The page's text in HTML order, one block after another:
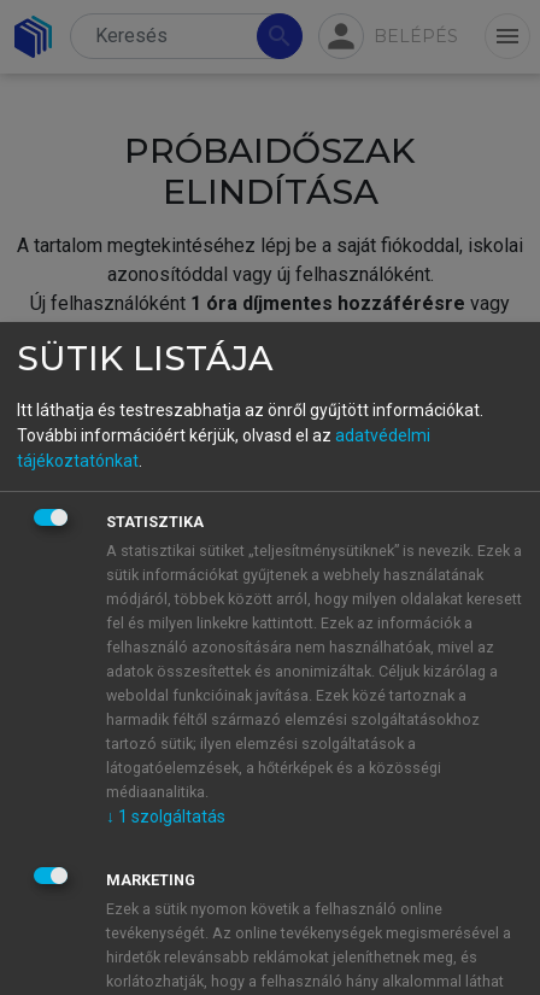
search person BELÉPÉS menu
PRÓBAIDŐSZAK
ELINDÍTÁSA
A tartalom megtekintéséhez lépj be a saját fiókoddal, iskolai
azonosítóddal vagy új felhasználóként.
Új felhasználóként 1 óra díjmentes hozzáférésre vagy
fiókoddal,vagy hozz létre új fiókot.
A regisztráció után apróbaidőszakautomatikusan
BELÉPÉS SAJÁT FIÓKKAL
ÚJ FIÓK LÉTREHOZÁSA
1 óra díjmentes hozzáférés
E-MAIL-CÍM
JELSZÓ
JELSZÓ ÚJRA
SÜTIK LISTÁJA
Itt láthatja és testreszabhatja az önről gyűjtött információkat.
További információért kérjük, olvasd el az adatvédelmi
tájékoztatónkat
STATISZTIKA
A statisztikai sütiket „teljesítménysütiknek” is nevezik. Ezek a
sütik információkat gyűjtenek a webhely használatának
módjáról, többek között arról, hogy milyen oldalakat keresett
fel és milyen linkekre kattintott. Ezek az információk a
felhasználó azonosítására nem használhatóak, mivel az
adatok összesítettek és anonimizáltak. Céljuk kizárólag a
weboldal funkcióinak javítása. Ezek közé tartoznak a
harmadik féltől származó elemzési szolgáltatásokhoz
tartozó sütik; ilyen elemzési szolgáltatások a
látogatóelemzések, a hőtérképek és a közösségi
médiaanalitika.
↓ 1 szolgáltatás
MARKETING
Ezek a sütik nyomon követik a felhasználó online
tevékenységét. Az online tevékenységek megismerésével a
hirdetők relevánsabb reklámokat jeleníthetnek meg, és
korlátozhatják, hogy a felhasználó hány alkalommal láthat